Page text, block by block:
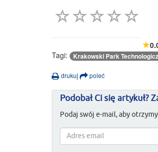
Tagi:
Krakowski Park
drukuj poleć
Podobał Ci się artykuł?
Podaj swój e-mail, aby